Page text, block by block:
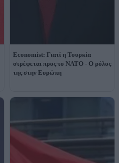
Economist: Γιατί η Τουρκία
στρέφεται προς το ΝΑΤΟ - Ο ρόλος
της στην Ευρώπη